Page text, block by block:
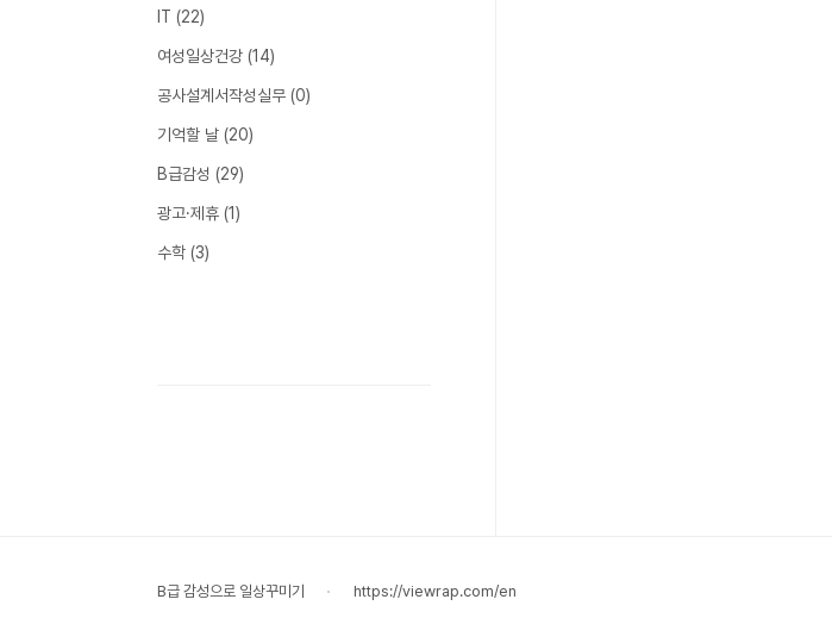
IT (22)
여성일상건강 (14)
공사설계서작성실무 (0)
기억할 날 (20)
B급감성 (29)
광고·제휴 (1)
수학 (3)
B급 감성으로 일상꾸미기 https://viewrap.com/en